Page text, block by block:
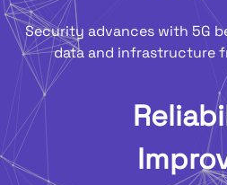
Security advances with 5G
data and infrastructure